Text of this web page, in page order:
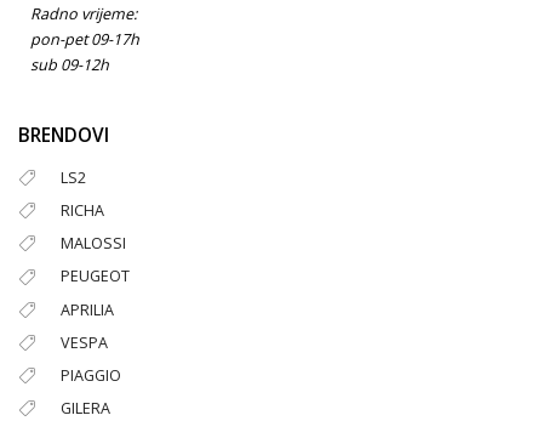
Radno vrijeme:
pon-pet 09-17h
sub 09-12h
BRENDOVI
LS2
RICHA
MALOSSI
PEUGEOT
APRILIA
VESPA
PIAGGIO
GILERA